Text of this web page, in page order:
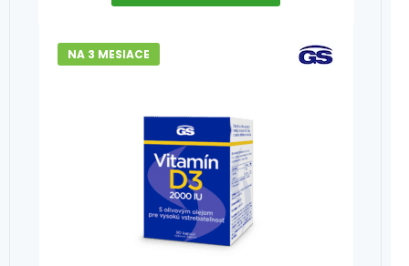
NA 3 MESIACE